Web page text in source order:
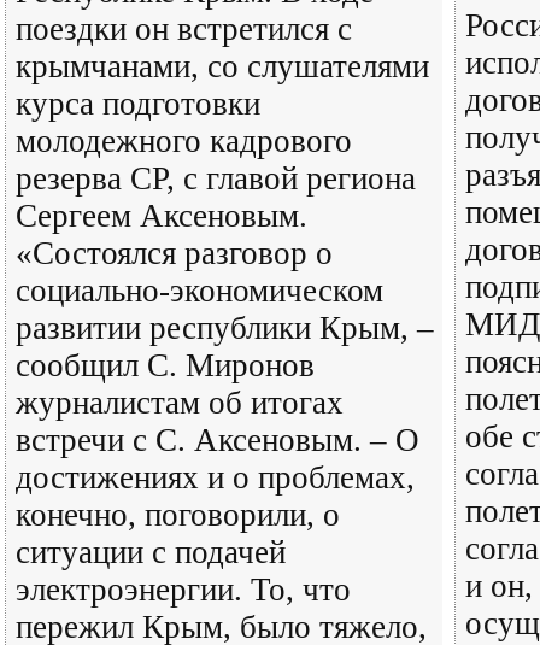
поездки он встретился с
крымчанами, со слушателями
курса подготовки
молодежного кадрового
резерва СР, с главой региона
Сергеем Аксеновым.
«Состоялся разговор о
социально-экономическом
развитии республики Крым, –
сообщил С. Миронов
журналистам об итогах
встречи с С. Аксеновым. – О
достижениях и о проблемах,
конечно, поговорили, о
ситуации с подачей
электроэнергии. То, что
пережил Крым, было тяжело,
МИД
обе
и он,